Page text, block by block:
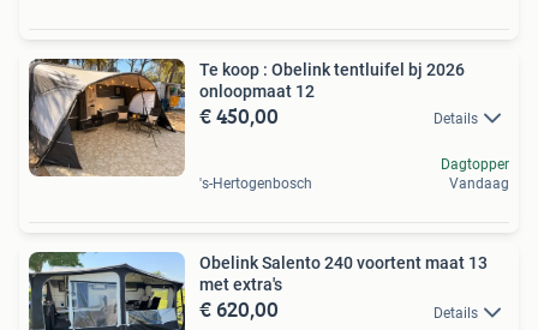
Te koop : Obelink tentluifel bj 2026
onloopmaat 12
€ 450,00 Details
's-Hertogenbosch
Dagtopper
Vandaag
Obelink Salento 240 voortent maat 13
met extra's
€ 620,00 Details